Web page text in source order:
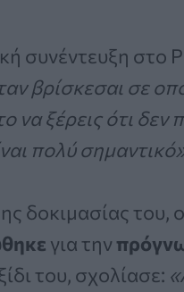
συνέντευξη στο
βρίσκεσαι σε
να ξέρεις ότι δεν
πολύ
δοκιμασίας του,
για την
του, σχολίασε: